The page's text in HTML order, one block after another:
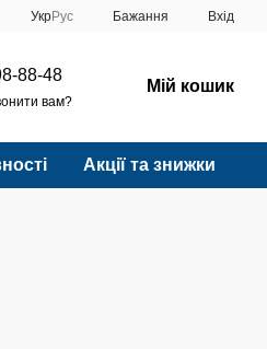
УкрРус Бажання Вхід
88-48
вам?
Мій кошик
Акції та знижки